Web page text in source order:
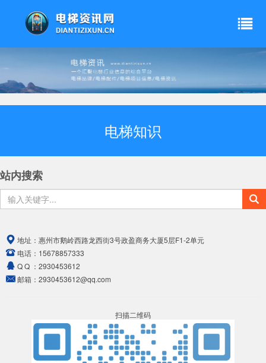
电梯知识
站内搜索
地址： 惠州市鹅岭西路龙西街3号政盈商务大厦5层F1-2单元
电话： 15678857333
Q Q ： 2930453612
邮箱： 2930453612@qq.com
扫描二维码